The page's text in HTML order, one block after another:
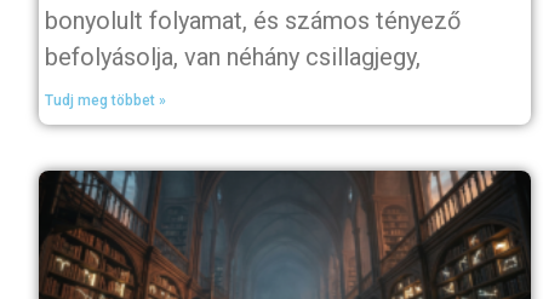
bonyolult folyamat, és számos tényező
befolyásolja, van néhány csillagjegy,
Tudj meg többet »